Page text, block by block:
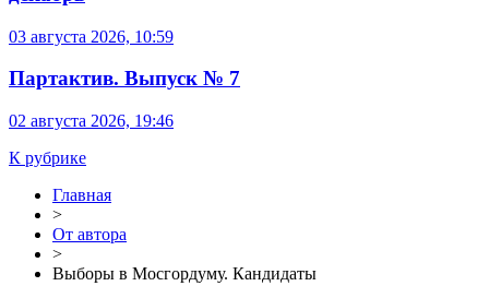
03 августа 2026, 10:59
Партактив. Выпуск № 7
02 августа 2026, 19:46
К рубрике
Главная
>
От автора
>
Выборы в Мосгордуму. Кандидаты